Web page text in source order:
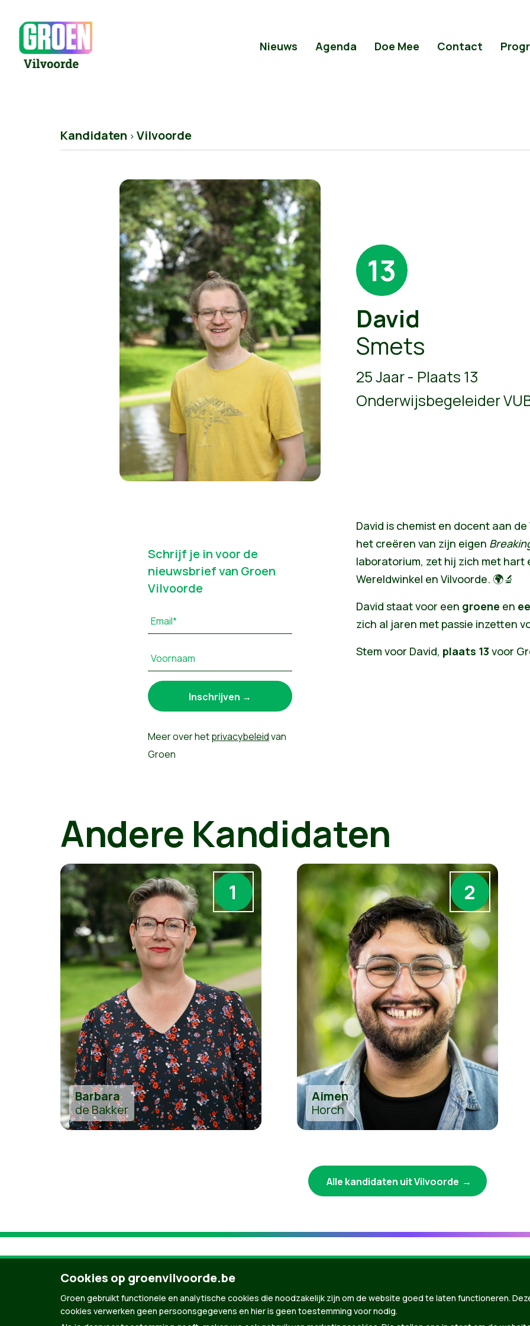
Nieuws Agenda Doe Mee Contact
Kandidaten > Vilvoorde
13
David
Smets
25 Jaar - Plaats 13
Onderwijsbegeleider
Schrijf je in voor de
nieuwsbrief van Groen
Vilvoorde
Email*
Voornaam
Meer over hetprivacybeleidvan
Groen
David is chemist en docent aan de
het creëren van zijn eigen
laboratorium, zet hij zich met hart
Wereldwinkel en Vilvoorde. 🌍🔬
David staat voor een groene en
zich al jaren met passie inzetten
Stem voor David, plaats 13 voor
Andere Kandidaten
1
Barbara
de Bakker
2
Aimen
Horch
Alle kandidaten uit Vilvoorde
Cookies op groenvilvoorde.be
Groen gebruikt functionele en analytische cookies die noodzakelijk zijn om de website goed te laten functioneren.
cookies verwerken geen persoonsgegevens en hier is geen toestemming voor nodig.